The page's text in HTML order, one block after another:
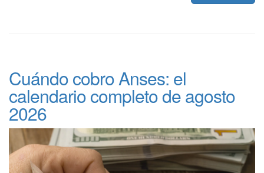
Cuándo cobro Anses: el
calendario completo de agosto
2026